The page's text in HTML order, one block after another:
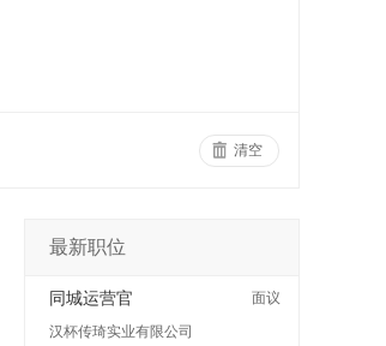
清空
最新职位
同城运营官
面议
汉杯传琦实业有限公司